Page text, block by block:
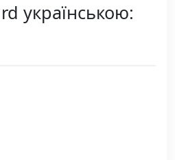
українською: